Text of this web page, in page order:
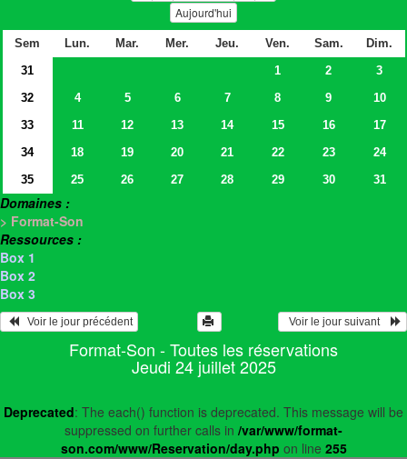
Aujourd'hui
Sem Lun. Mar. Mer. Jeu. Ven. Sam.
Dim.
31
1 2
3
32
4 5 6 7 8 9
10
33
11 12 13 14 15 16
17
34
18 19 20 21 22 23
24
35
25 26 27 28 29 30 31
Domaines :
> Format-Son
Ressources :
Box 1
Box 2
Box 3
   Voir le jour précédent
  Voir le jour suivant
Format-Son - Toutes les réservations
Jeudi 24 juillet 2025
Deprecated: The each() function is deprecated. This message will be
suppressed on further calls in /var/www/format-
son.com/www/Reservation/day.php on line 255